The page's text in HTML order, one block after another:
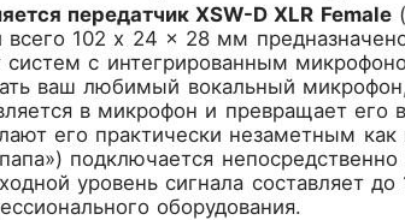
передатчик XSW-D XLR Female
всего 102 x 24 x 28 мм
систем с интегрированным
ваш любимый вокальный
в микрофон и превращает
его практически незаметным
подключается
уровень сигнала составляет
оборудования.